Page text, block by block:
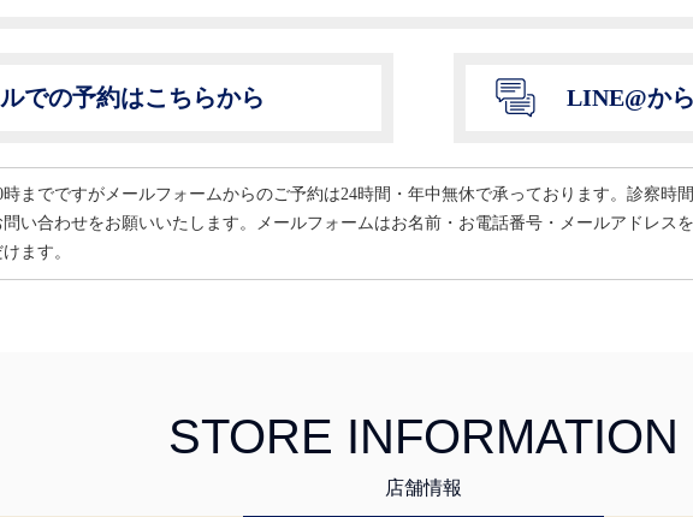
での予約はこちらから LINE@か
までですがメールフォームからのご予約は24時間・年中無休で承っております。診察時
い合わせをお願いいたします。メールフォームはお名前・お電話番号・メールアドレス
ます。
STORE INFORMATION
店舗情報